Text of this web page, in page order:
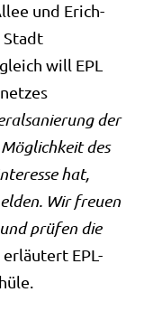
und Erich-
Stadt
will EPL
der
des
hat,
Wir freuen
prüfen die
erläutert EPL-